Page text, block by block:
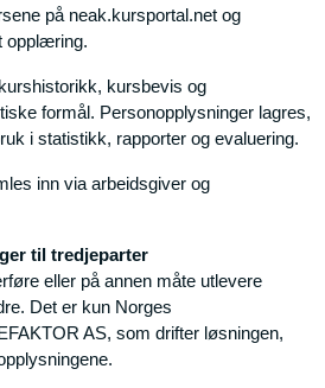
på neak.kursportal.net og
opplæring.
kursbevis og
formål. Personopplysninger lagres,
i statistikk, rapporter og evaluering.
inn via arbeidsgiver og
til tredjeparter
eller på annen måte utlevere
Det er kun Norges
AS, som drifter løsningen,